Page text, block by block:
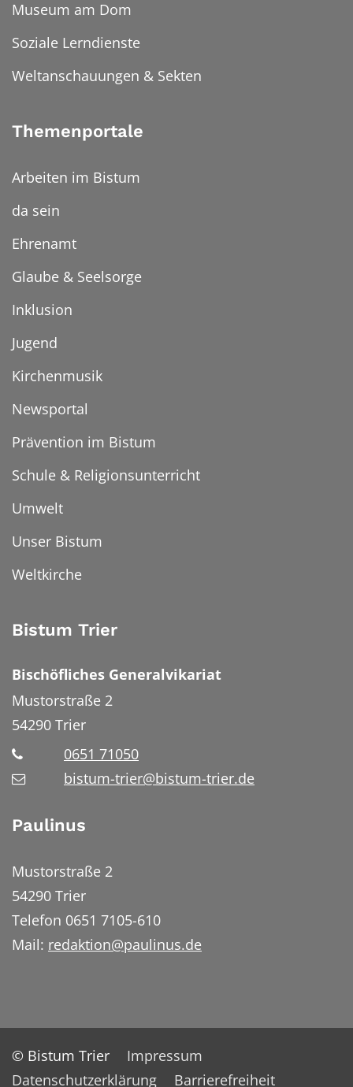
Museum am Dom
Soziale Lerndienste
Weltanschauungen & Sekten
Themenportale
Arbeiten im Bistum
da sein
Ehrenamt
Glaube & Seelsorge
Inklusion
Jugend
Kirchenmusik
Newsportal
Prävention im Bistum
Schule & Religionsunterricht
Umwelt
Unser Bistum
Weltkirche
Bistum Trier
Bischöfliches Generalvikariat
Mustorstraße 2
54290 Trier
0651 71050
bistum-trier@bistum-trier.de
Paulinus
Mustorstraße 2
54290 Trier
Telefon 0651 7105-610
Mail: redaktion@paulinus.de
© Bistum Trier
Impressum
Datenschutzerklärung
Barrierefreiheit